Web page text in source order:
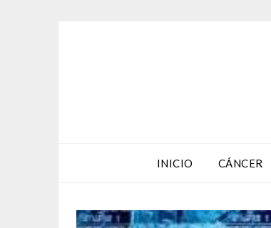
INICIO CÁNCER